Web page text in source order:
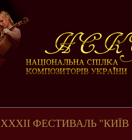
ХХХІІ ФЕСТИВАЛЬ